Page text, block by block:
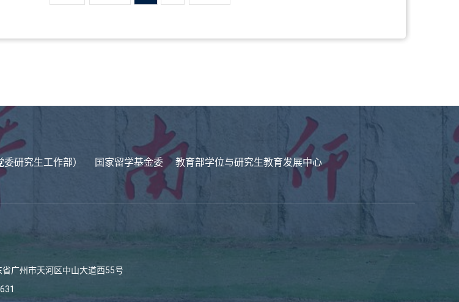
研究生工作部） 国家留学基金委
教育部学位与研究生教育发展中心
广州市天河区中山大道西55号